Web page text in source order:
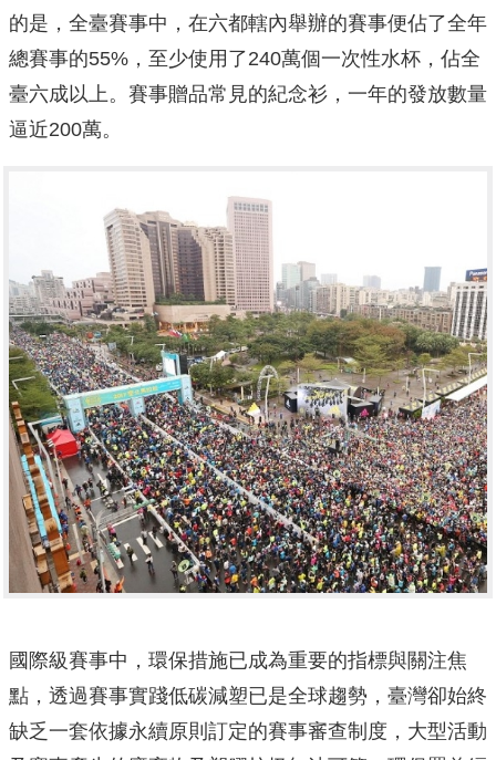
的是，全臺賽事中，在六都轄內舉辦的賽事便佔了全年
總賽事的55%，至少使用了240萬個一次性水杯，佔全
臺六成以上。賽事贈品常見的紀念衫，一年的發放數量
逼近200萬。
國際級賽事中，環保措施已成為重要的指標與關注焦
點，透過賽事實踐低碳減塑已是全球趨勢，臺灣卻始終
缺乏一套依據永續原則訂定的賽事審查制度，大型活動